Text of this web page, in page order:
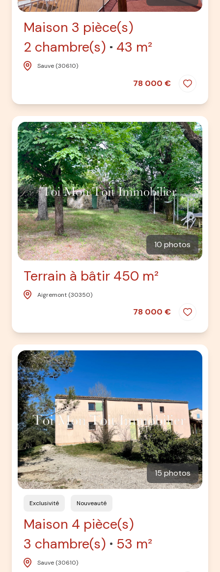
Maison 3 pièce(s)
2 chambre(s)
43 m²
Sauve (30610)
78 000 €
10 photos
Terrain à bâtir 450 m²
Aigremont (30350)
78 000 €
15 photos
Exclusivité Nouveauté
Maison 4 pièce(s)
3 chambre(s)
53 m²
Sauve (30610)